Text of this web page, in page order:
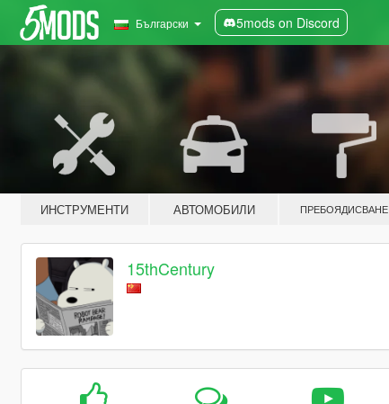
Български 5mods on Discord
ИНСТРУМЕНТИ АВТОМОБИЛИ ПРЕБОЯДИСВАНЕ
15thCentury